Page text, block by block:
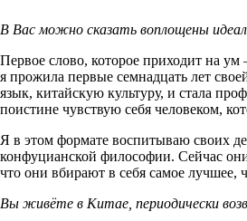
В Вас можно сказать воплощены
Первое слово, которое приходит на ум
я прожила первые семнадцать лет
язык, китайскую культуру, и стала
поистине чувствую себя человеком,
Я в этом формате воспитываю своих
конфуцианской философии. Сейчас
что они вбирают в себя самое лучшее,
Вы живёте в Китае, периодически